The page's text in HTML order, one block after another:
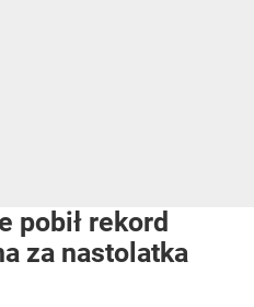
pobił rekord
za nastolatka